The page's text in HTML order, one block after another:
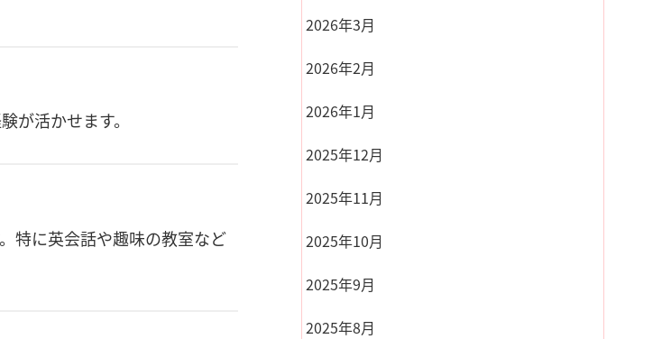
が活かせます。
特に英会話や趣味の教室など
2026年3月
2026年2月
2026年1月
2025年12月
2025年11月
2025年10月
2025年9月
2025年8月